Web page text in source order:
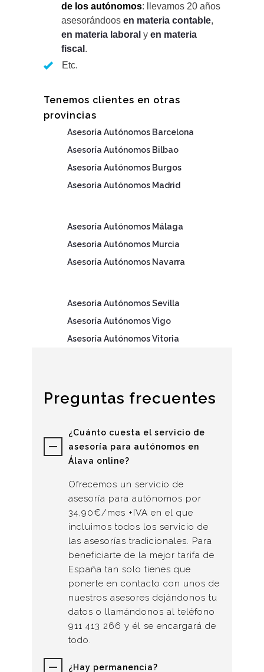
de los autónomos: llevamos 20 años
asesorándoos en materia contable,
en materia laboral y en materia
fiscal .
Etc.
Tenemos clientes en otras
provincias
Asesoría Autónomos Barcelona
Asesoría Autónomos Bilbao
Asesoría Autónomos Burgos
Asesoría Autónomos Madrid
Asesoría Autónomos Málaga
Asesoría Autónomos Murcia
Asesoría Autónomos Navarra
Asesoría Autónomos Sevilla
Asesoría Autónomos Vigo
Asesoría Autónomos Vitoria
Preguntas frecuentes
¿Cuánto cuesta el servicio de
asesoría para autónomos en
Álava online?
Ofrecemos un servicio de
asesoría para autónomos por
34,90€/mes +IVA en el que
incluimos todos los servicio de
las asesorías tradicionales. Para
beneficiarte de la mejor tarifa de
España tan solo tienes que
ponerte en contacto con unos de
nuestros asesores dejándonos tu
datos o llamándonos al teléfono
911 413 266 y él se encargará de
todo.
¿Hay permanencia?